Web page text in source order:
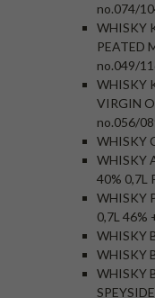
no.074/
WHISKY
PEATED
no.049/
WHISKY
VIRGIN
no.056/
WHISKY
WHISKY
40% 0,7L
WHISKY
0,7L 46%
WHISKY
WHISKY
WHISKY